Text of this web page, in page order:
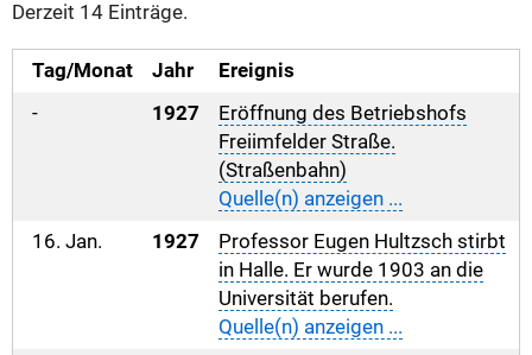
Derzeit 14 Einträge.
Tag/Monat Jahr
Ereignis
-
1927
Eröffnung des Betriebshofs
Freiimfelder Straße.
(Straßenbahn)
Quelle(n) anzeigen ...
16. Jan.
1927
Professor Eugen Hultzsch stirbt
in Halle. Er wurde 1903 an die
Universität berufen.
Quelle(n) anzeigen ...